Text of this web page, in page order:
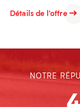
Détails de l'offre
NOTRE